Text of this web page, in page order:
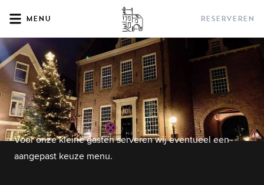
Menu Reserveren
Voor onze kleine gasten serveren wij eventueel een
aangepast keuze menu.